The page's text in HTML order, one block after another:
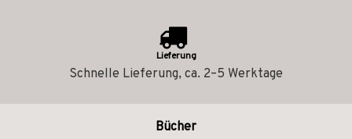
Lieferung
Schnelle Lieferung, ca. 2–5 Werktage
Bücher